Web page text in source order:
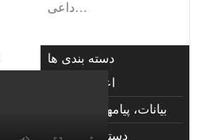
داعی…
دسته بندی ها
اعلانات فوتی
بیانات، پیامها و گزارشها
دسته‌بندی نشده